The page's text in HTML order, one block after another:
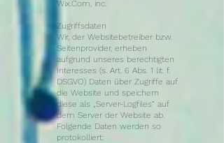
Wix.Com, inc.
Zugriffsdaten
Wir, der Websitebetreiber bzw.
Seitenprovider, erheben
aufgrund unseres berechtigten
Interesses (s. Art. 6 Abs. 1 lit. f.
DSGVO) Daten über Zugriffe auf
die Website und speichern
diese als „Server-Logfiles“ auf
dem Server der Website ab.
Folgende Daten werden so
protokolliert: